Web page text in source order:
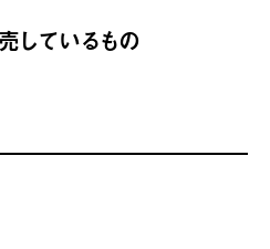
しているもの